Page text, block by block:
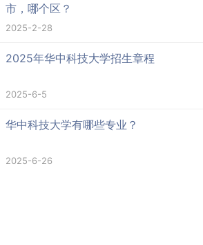
市，哪个区？
2025-2-28
2025年华中科技大学招生章程
2025-6-5
华中科技大学有哪些专业？
2025-6-26